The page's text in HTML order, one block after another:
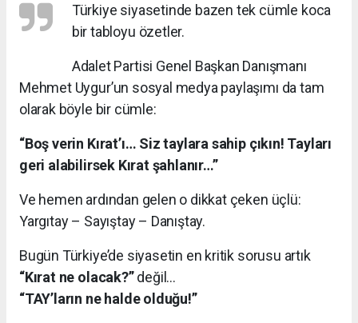
Türkiye siyasetinde bazen tek cümle koca
bir tabloyu özetler.
Adalet Partisi Genel Başkan Danışmanı
Mehmet Uygur’un sosyal medya paylaşımı da tam
olarak böyle bir cümle:
“Boş verin Kırat’ı… Siz taylara sahip çıkın! Tayları
geri alabilirsek Kırat şahlanır…”
Ve hemen ardından gelen o dikkat çeken üçlü:
Yargıtay – Sayıştay – Danıştay.
Bugün Türkiye’de siyasetin en kritik sorusu artık
“Kırat ne olacak?”değil…
“TAY’ların ne halde olduğu!”